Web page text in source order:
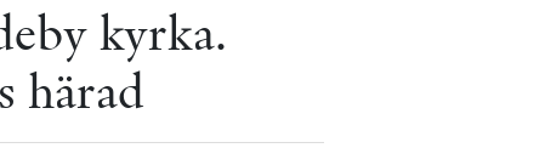
kyrka.
härad